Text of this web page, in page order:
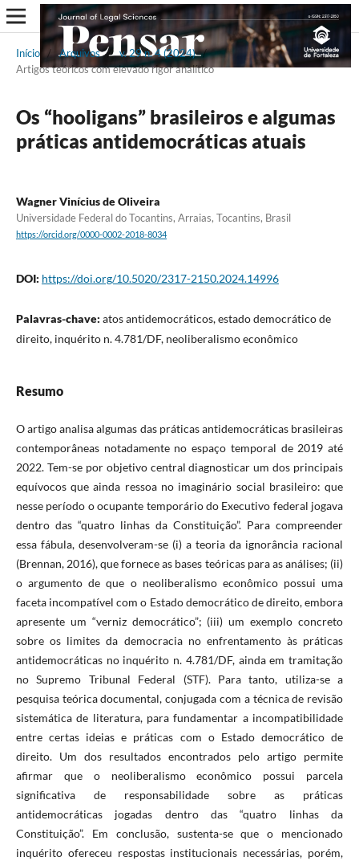
Início / Arquivos / v. 29 n. 4 (2024) /
Artigos teóricos com elevado rigor analítico
Os “hooligans” brasileiros e algumas
práticas antidemocráticas atuais
Wagner Vinícius de Oliveira
Universidade Federal do Tocantins, Arraias, Tocantins, Brasil
https://orcid.org/0000-0002-2018-8034
DOI: https://doi.org/10.5020/2317-2150.2024.14996
Palavras-chave: atos antidemocráticos, estado democrático de
direito, inquérito n. 4.781/DF, neoliberalismo econômico
Resumo
O artigo analisa algumas das práticas antidemocráticas brasileiras
contemporâneas notadamente no espaço temporal de 2019 até
2022. Tem-se por objetivo central diagnosticar um dos principais
equívocos que ainda ressoa no imaginário social brasileiro: que
nesse período o ocupante temporário do Executivo federal jogava
dentro das “quatro linhas da Constituição”. Para compreender
essa fábula, desenvolveram-se (i) a teoria da ignorância racional
(Brennan, 2016), que fornece as bases teóricas para as análises; (ii)
o argumento de que o neoliberalismo econômico possui uma
faceta incompatível com o Estado democrático de direito, embora
apresente um “verniz democrático”; (iii) um exemplo concreto
sobre os limites da democracia no enfrentamento às práticas
antidemocráticas no inquérito n. 4.781/DF, ainda em tramitação
no Supremo Tribunal Federal (STF). Para tanto, utiliza-se a
pesquisa teórica documental, conjugada com a técnica de revisão
sistemática de literatura, para fundamentar a incompatibilidade
entre certas ideias e práticas com o Estado democrático de
direito. Um dos resultados encontrados pelo artigo permite
afirmar que o neoliberalismo econômico possui parcela
significativa de responsabilidade sobre as práticas
antidemocráticas jogadas dentro das “quatro linhas da
Constituição”. Em conclusão, sustenta-se que o mencionado
inquérito ofereceu respostas institucionais necessárias, porém,